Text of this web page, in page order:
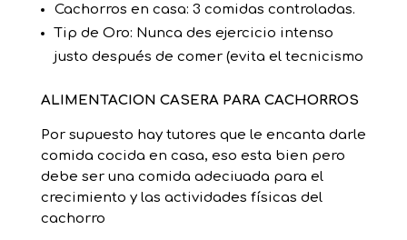
Cachorros en casa: 3 comidas controladas.
Tip de Oro: Nunca des ejercicio intenso
justo después de comer (evita el tecnicismo
ALIMENTACION CASERA PARA CACHORROS
Por supuesto hay tutores que le encanta darle
comida cocida en casa, eso esta bien pero
debe ser una comida adeciuada para el
crecimiento y las actividades físicas del
cachorro